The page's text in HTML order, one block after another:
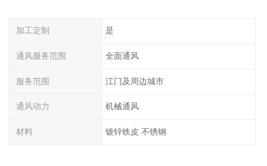
加工定制 是
通风服务范围 全面通风
服务范围 江门及周边城市
通风动力 机械通风
材料 镀锌铁皮 不锈钢